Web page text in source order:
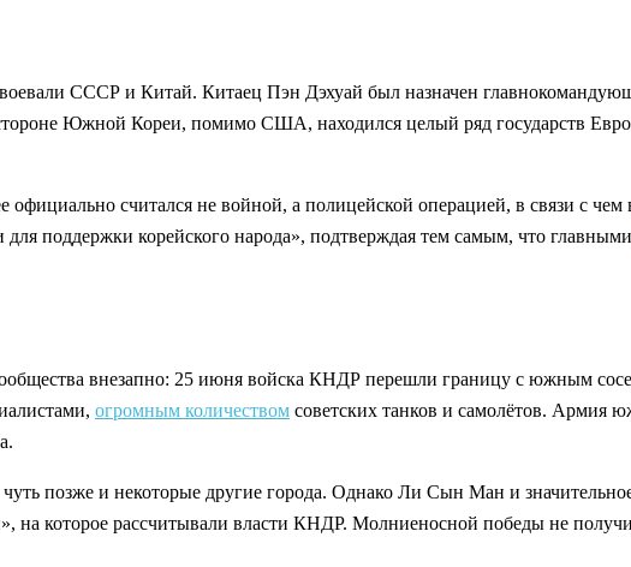
СССР и Китай. Китаец Пэн Дэхуай был назначен
Южной Кореи, помимо США, находился целый ряд государств
считался не войной, а полицейской операцией, в связи с
поддержки корейского народа», подтверждая тем самым, что главными
внезапно: 25 июня войска КНДР перешли границу с южным
огромным количеством советских танков и самолётов. Армия
позже и некоторые другие города. Однако Ли Сын Ман и
на которое рассчитывали власти КНДР. Молниеносной победы не